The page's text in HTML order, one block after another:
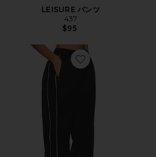
LEISURE パンツ
437
$95
Favorite TERRA パンツ